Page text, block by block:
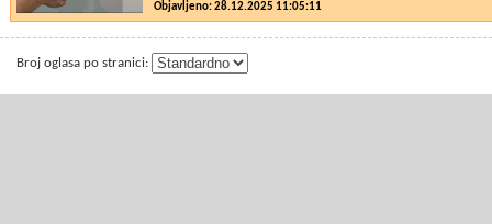
Objavljeno: 28.12.2025 11:05:11
Broj oglasa po stranici: